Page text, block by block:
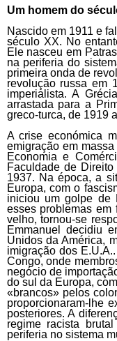
Um homem do
Nascido em 1911 e
século XX. No
Ele nasceu em
na periferia do
primeira onda de
revolução russa em
imperialista. A
arrastada para a
greco-turca, de 1919
A crise económica
emigração em
Economia e
Faculdade de
1937. Na época, a
Europa, com o
iniciou um golpe de
esses problemas
velho, tornou-se
Emmanuel decidiu
Unidos da América,
imigração dos
Congo, onde
negócio de
do sul da Europa,
«brancos» pelos
proporcionaram-lhe
posteriores. A
regime racista
periferia no sistema